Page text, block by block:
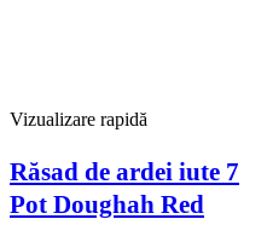
Vizualizare rapidă
Răsad de ardei iute 7
Pot Doughah Red